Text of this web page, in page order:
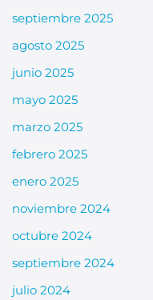
septiembre 2025
agosto 2025
junio 2025
mayo 2025
marzo 2025
febrero 2025
enero 2025
noviembre 2024
octubre 2024
septiembre 2024
julio 2024